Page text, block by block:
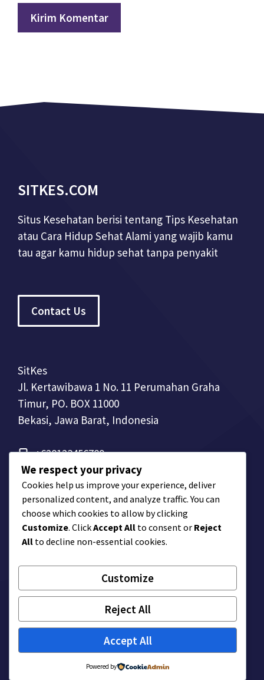
SITKES.COM
Situs Kesehatan berisi tentang Tips Kesehatan
atau Cara Hidup Sehat Alami yang wajib kamu
tau agar kamu hidup sehat tanpa penyakit
Contact Us
SitKes
Jl. Kertawibawa 1 No. 11 Perumahan Graha
Timur, PO. BOX 11000
Bekasi, Jawa Barat, Indonesia
+628123456789
Terms of Service
We respect your privacy
Cookies help us improve your experience, deliver
personalized content, and analyze traffic. You can
choose which cookies to allow by clicking
Customize. ClickAccept All to consent or Reject
All to decline non-essential cookies.
Customize
Reject All
Accept All
Powered by